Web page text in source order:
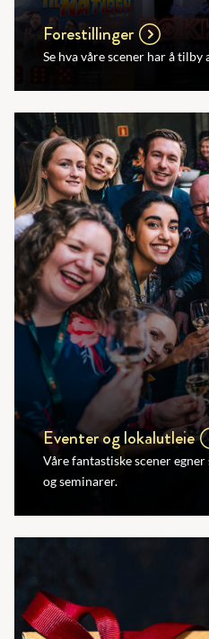
Forestillinger
Se hva våre scener har å tilby
Eventer og lokalutleie
Våre fantastiske scener
og seminarer.